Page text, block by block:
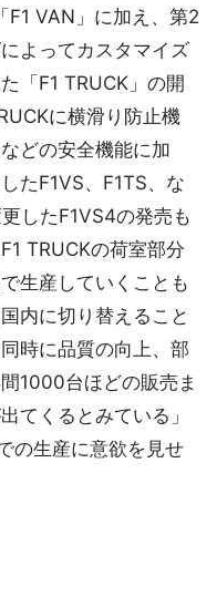
F1 VAN」に加え、第2
よってカスタマイズ
「F1 TRUCK」の開
に横滑り防止機
どの安全機能に加
たF1VS、F1TS、な
したF1VS4の発売も
TRUCKの荷室部分
生産していくことも
内に切り替えること
時に品質の向上、部
1000台ほどの販売ま
てくるとみている」
の生産に意欲を見せ